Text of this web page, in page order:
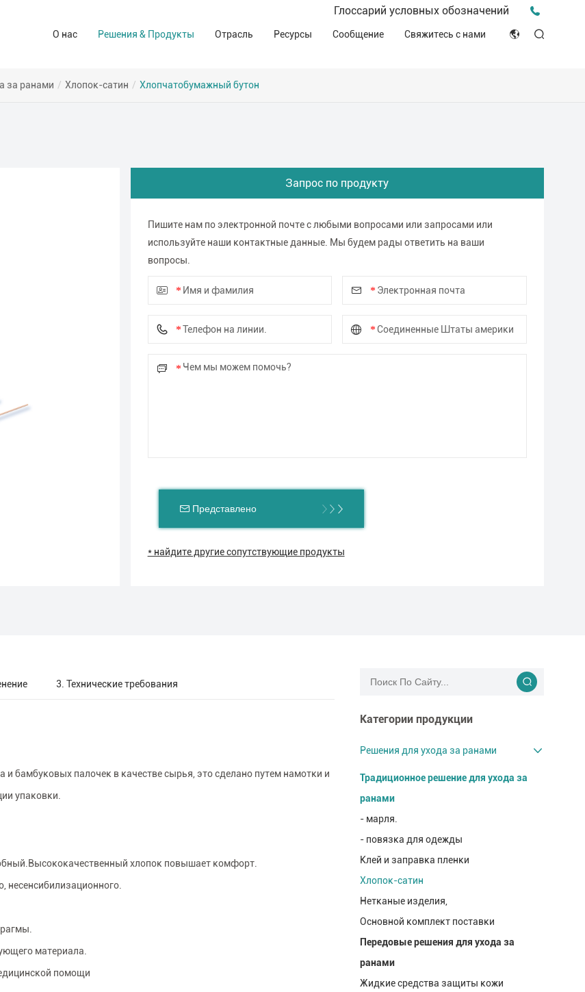
Глоссарий условных обозначений
О нас
Решения & Продукты Отрасль Ресурсы
Видео о нас
Сообщение
Мероприятия и конференции
Свяжитесь с нами
Deutsch
за ранами / Хлопок-сатин / Хлопчатобумажный бутон
Запрос по продукту
Пишите нам по электронной почте с любыми вопросами или запросами или
используйте наши контактные данные. Мы будем рады ответить на ваши
вопросы.
Представлено
* найдите другие сопутствующие продукты
3. Технические требования
и бамбуковых палочек в качестве сырья, это сделано путем намотки и
упаковки.
хлопок повышает комфорт.
несенсибилизационного.
материала.
помощи
Категории продукции
Решения для ухода за ранами
Традиционное решение для ухода за
ранами
- марля.
- повязка для одежды
Клей и заправка пленки
Хлопок-сатин
Нетканые изделия,
Основной комплект поставки
Передовые решения для ухода за
ранами
Жидкие средства защиты кожи